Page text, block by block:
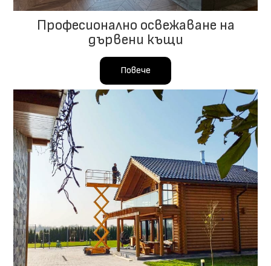
Професионално освежаване на
дървени къщи
Повече